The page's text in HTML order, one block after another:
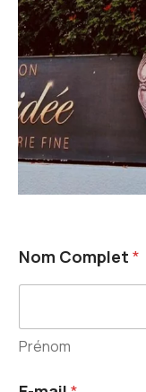
Nom Complet *
Prénom